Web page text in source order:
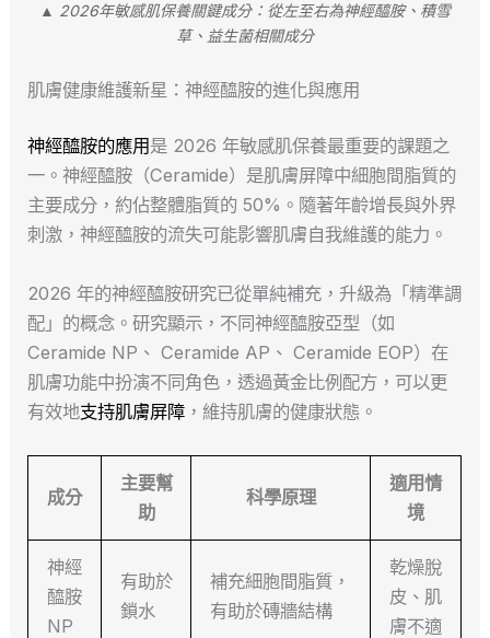
▲ 2026年敏感肌保養關鍵成分：從左至右為神經醯胺、積雪
草、益生菌相關成分
肌膚健康維護新星：神經醯胺的進化與應用
神經醯胺的應用是 2026 年敏感肌保養最重要的課題之
一。神經醯胺（Ceramide）是肌膚屏障中細胞間脂質的
主要成分，約佔整體脂質的 50%。隨著年齡增長與外界
刺激，神經醯胺的流失可能影響肌膚自我維護的能力。
2026 年的神經醯胺研究已從單純補充，升級為「精準調
配」的概念。研究顯示，不同神經醯胺亞型（如
Ceramide NP、 Ceramide AP、 Ceramide EOP）在
肌膚功能中扮演不同角色，透過黃金比例配方，可以更
有效地支持肌膚屏障 ，維持肌膚的健康狀態。
成分
主要幫
助
科學原理
適用情
境
神經
醯胺
NP
有助於
鎖水
補充細胞間脂質，
有助於磚牆結構
乾燥脫
皮、肌
膚不適